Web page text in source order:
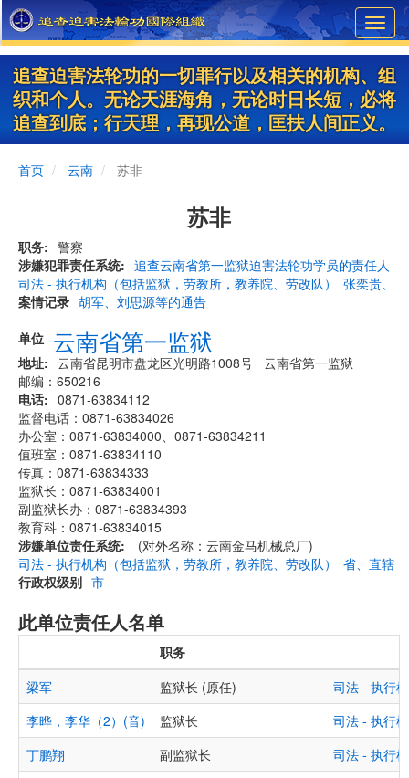
Skip
to
main
content
追查迫害法轮功的一切罪行以及相关的机构、组
织和个人。无论天涯海角，无论时日长短，必将
追查到底；行天理，再现公道，匡扶人间正义。
首页 云南 苏非
苏非
职务
警察
涉嫌犯罪责任系统
司法 - 执行机构（包括监狱，劳教所，教养院、劳改队）
案情记录
追查云南省第一监狱迫害法轮功学员的责任人
张奕贵、
胡军、刘思源等的通告
单位 云南省第一监狱
地址
云南省昆明市盘龙区光明路1008号 云南省第一监狱
邮编：650216
电话
0871-63834112
监督电话：0871-63834026
办公室：0871-63834000、0871-63834211
值班室：0871-63834110
传真：0871-63834333
监狱长：0871-63834001
副监狱长办：0871-63834393
教育科：0871-63834015
涉嫌单位责任系统
司法 - 执行机构（包括监狱，劳教所，教养院、劳改队）
(对外名称：云南金马机械总厂)
行政权级别
省、直辖
市
此单位责任人名单
职务
梁军
监狱长 (原任)
司法 - 执行
李晔，李华（2）(音)
监狱长
司法 - 执行
丁鹏翔
副监狱长
司法 - 执行